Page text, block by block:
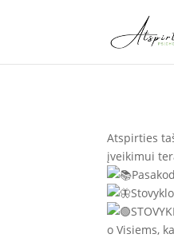
Atspirties
įveikimui
o Visiems,